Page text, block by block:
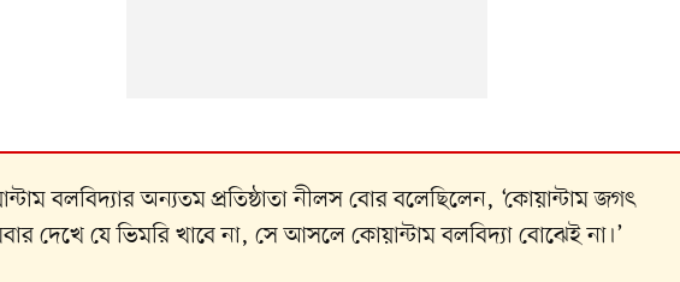
বলবিদ্যার অন্যতম প্রতিষ্ঠাতা নীলস বোর বলেছিলেন, ‘কোয়ান্টাম জগৎ
দেখে যে ভিমরি খাবে না, সে আসলে কোয়ান্টাম বলবিদ্যা বোঝেই না।’